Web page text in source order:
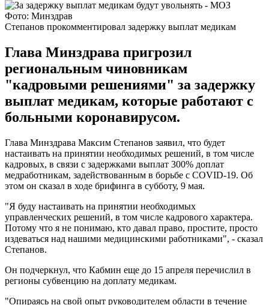
Фото: Минздрав
Степанов прокомментировал задержку выплат медикам
Глава Минздрава пригрозил
региональным чиновникам
"кадровыми решениями" за задержку
выплат медикам, которые работают с
больными коронавирусом.
Глава Минздрава Максим Степанов заявил, что будет
настаивать на принятии необходимых решений, в том числе
кадровых, в связи с задержками выплат 300% доплат
медработникам, задействованным в борьбе с COVID-19. Об
этом он сказал в ходе брифинга в субботу, 9 мая.
"Я буду настаивать на принятии необходимых
управленческих решений, в том числе кадрового характера.
Потому что я не понимаю, кто давал право, простите, просто
издеваться над нашими медицинскими работниками", - сказал
Степанов.
Он подчеркнул, что Кабмин еще до 15 апреля перечислил в
регионы субвенцию на доплату медикам.
"Опираясь на свой опыт руководителем области в течение